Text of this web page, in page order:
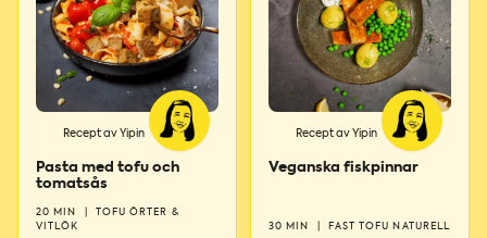
Recept av Yipin
Pasta med tofu och
tomatsås
20 MIN
TOFU ÖRTER &
VITLÖK
Recept av Yipin
Veganska fiskpinnar
30 MIN FAST TOFU NATURELL